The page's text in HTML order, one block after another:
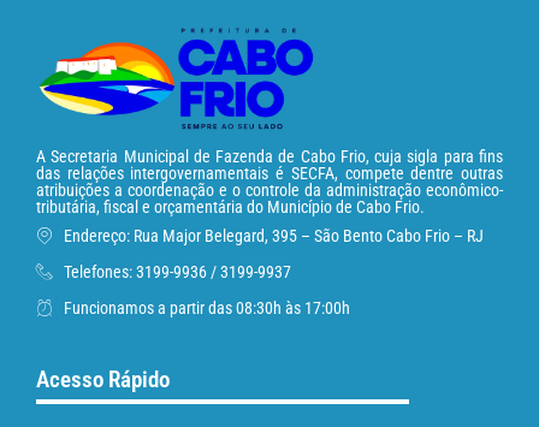
A Secretaria Municipal de Fazenda de Cabo Frio, cuja sigla para fins
das relações intergovernamentais é SECFA, compete dentre outras
atribuições a coordenação e o controle da administração econômico-
tributária, fiscal e orçamentária do Município de Cabo Frio.
Endereço: Rua Major Belegard, 395 – São Bento Cabo Frio – RJ
Telefones: 3199-9936 / 3199-9937
Funcionamos a partir das 08:30h às 17:00h
Acesso Rápido